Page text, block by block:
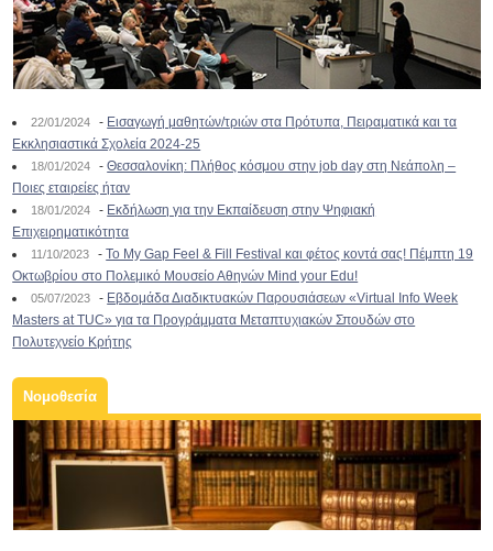
22/01/2024 - Εισαγωγή μαθητών/τριών στα Πρότυπα, Πειραματικά και τα
Εκκλησιαστικά Σχολεία 2024-25
18/01/2024 -Θεσσαλονίκη: Πλήθος κόσμου στην job day στη Νεάπολη –
Ποιες εταιρείες ήταν
18/01/2024 - Εκδήλωση για την Εκπαίδευση στην Ψηφιακή
Επιχειρηματικότητα
11/10/2023 -To My Gap Feel & Fill Festival και φέτος κοντά σας! Πέμπτη 19
Οκτωβρίου στο Πολεμικό Μουσείο Αθηνών Mind your Edu!
05/07/2023 - Εβδομάδα Διαδικτυακών Παρουσιάσεων «Virtual Info Week
Masters at TUC» για τα Προγράμματα Μεταπτυχιακών Σπουδών στο
Πολυτεχνείο Κρήτης
Νομοθεσία